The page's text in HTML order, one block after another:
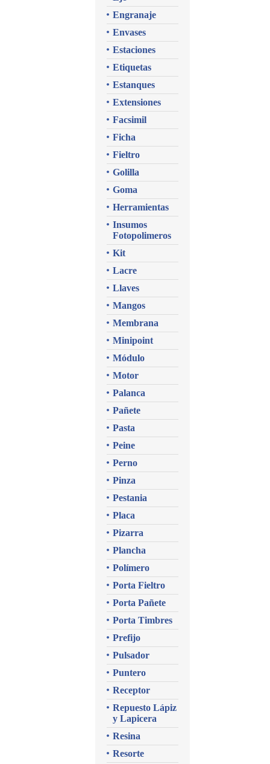
Engranaje
Envases
Estaciones
Etiquetas
Estanques
Extensiones
Facsimil
Ficha
Fieltro
Golilla
Goma
Herramientas
Insumos
Fotopolimeros
Kit
Lacre
Llaves
Mangos
Membrana
Minipoint
Módulo
Motor
Palanca
Pañete
Pasta
Peine
Perno
Pinza
Pestania
Placa
Pizarra
Plancha
Polímero
Porta Fieltro
Porta Pañete
Porta Timbres
Prefijo
Pulsador
Puntero
Receptor
Repuesto Lápiz
y Lapicera
Resina
Resorte